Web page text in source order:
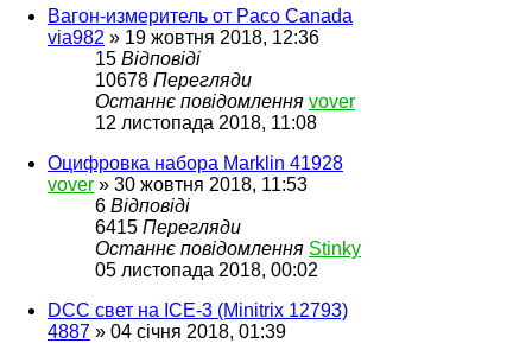
Вагон-измеритель от Paco Canada
via982 » 19 жовтня 2018, 12:36
15 Відповіді
10678 Перегляди
Останнє повідомлення vover
12 листопада 2018, 11:08
Оцифровка набора Marklin 41928
vover » 30 жовтня 2018, 11:53
6 Відповіді
6415 Перегляди
Останнє повідомлення Stinky
05 листопада 2018, 00:02
DCC свет на ICE-3 (Minitrix 12793)
4887 » 04 січня 2018, 01:39